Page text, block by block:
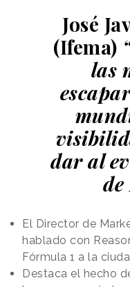
José
(Ifema)
las
dar al
El Director de
hablado con
Fórmula 1 a la
Destaca el hecho